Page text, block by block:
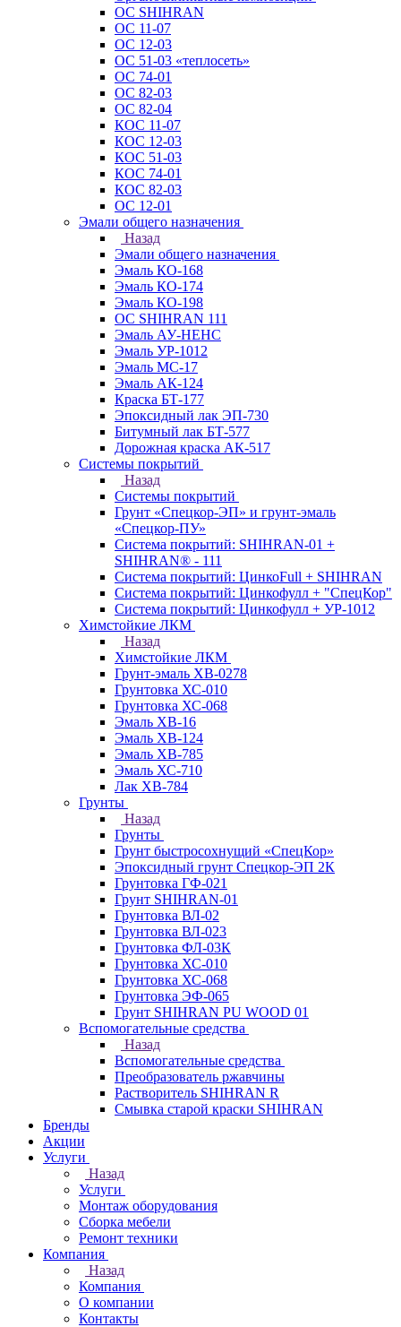
ОС SHIHRAN
ОС 11-07
ОС 12-03
ОС 51-03 «теплосеть»
ОС 74-01
ОС 82-03
ОС 82-04
КОС 11-07
КОС 12-03
КОС 51-03
КОС 74-01
КОС 82-03
ОС 12-01
Эмали общего назначения
Назад
Эмали общего назначения
Эмаль КО-168
Эмаль КО-174
Эмаль КО-198
ОС SHIHRAN 111
Эмаль АУ-НЕНС
Эмаль УР-1012
Эмаль МС-17
Эмаль АК-124
Краска БТ-177
Эпоксидный лак ЭП-730
Битумный лак БТ-577
Дорожная краска АК-517
Системы покрытий
Назад
Системы покрытий
Грунт «Спецкор-ЭП» и грунт-эмаль
«Спецкор-ПУ»
Система покрытий: SHIHRAN-01 +
SHIHRAN® - 111
Система покрытий: ЦинкоFull + SHIHRAN
Система покрытий: Цинкофулл + "СпецКор"
Система покрытий: Цинкофулл + УР-1012
Химстойкие ЛКМ
Назад
Химстойкие ЛКМ
Грунт-эмаль ХВ-0278
Грунтовка ХС-010
Грунтовка ХС-068
Эмаль ХВ-16
Эмаль ХВ-124
Эмаль ХВ-785
Эмаль ХС-710
Лак ХВ-784
Грунты
Назад
Грунты
Грунт быстросохнущий «СпецКор»
Эпоксидный грунт Спецкор-ЭП 2К
Грунтовка ГФ-021
Грунт SHIHRAN-01
Грунтовка ВЛ-02
Грунтовка ВЛ-023
Грунтовка ФЛ-03К
Грунтовка ХС-010
Грунтовка ХС-068
Грунтовка ЭФ-065
Грунт SHIHRAN PU WOOD 01
Вспомогательные средства
Назад
Вспомогательные средства
Преобразователь ржавчины
Растворитель SHIHRAN R
Смывка старой краски SHIHRAN
Бренды
Акции
Услуги
Назад
Услуги
Монтаж оборудования
Сборка мебели
Ремонт техники
Компания
Назад
Компания
О компании
Контакты